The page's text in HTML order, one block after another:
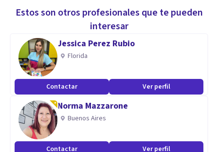
Estos son otros profesionales que te pueden
interesar
Jessica Perez Rubio
Florida
Contactar Ver perfil
Norma Mazzarone
Buenos Aires
Contactar Ver perfil